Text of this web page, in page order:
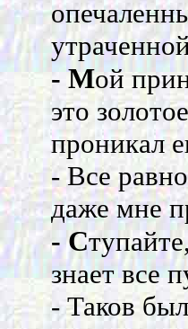
- Мой
это
проникал
- Все
даже мне
- С
знает все
- Таков